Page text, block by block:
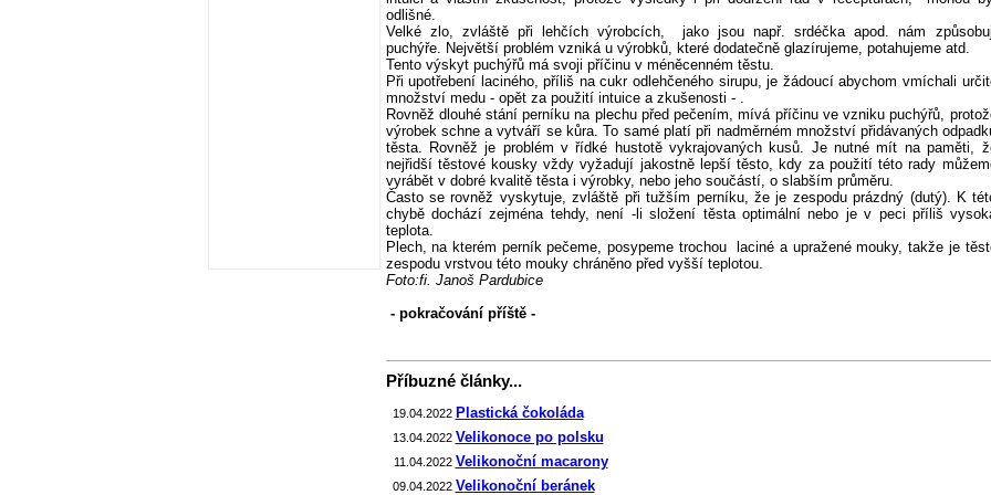
odlišné.
Velké zlo, zvláště při lehčích výrobcích, jako jsou např. srdéčka apod. nám
puchýře. Největší problém vzniká u výrobků, které dodatečně glazírujeme, potahujeme atd.
Tento výskyt puchýřů má svoji příčinu v méněcenném těstu.
Při upotřebení laciného, příliš na cukr odlehčeného sirupu, je žádoucí abychom vmíchali
množství medu - opět za použití intuice a zkušenosti - .
Rovněž dlouhé stání perníku na plechu před pečením, mívá příčinu ve vzniku puchýřů,
výrobek schne a vytváří se kůra. To samé platí při nadměrném množství přidávaných
těsta. Rovněž je problém v řídké hustotě vykrajovaných kusů. Je nutné mít na paměti,
nejřidší těstové kousky vždy vyžadují jakostně lepší těsto, kdy za použití této rady
vyrábět v dobré kvalitě těsta i výrobky, nebo jeho součástí, o slabším průměru.
Často se rovněž vyskytuje, zvláště při tužším perníku, že je zespodu prázdný (dutý). K
chybě dochází zejména tehdy, není -li složení těsta optimální nebo je v peci příliš
teplota.
Plech, na kterém perník pečeme, posypeme trochou laciné a upražené mouky, takže je
zespodu vrstvou této mouky chráněno před vyšší teplotou.
Foto:fi. Janoš Pardubice
- pokračování příště -
Příbuzné články...
19.04.2022 Plastická čokoláda
13.04.2022 Velikonoce po polsku
11.04.2022 Velikonoční macarony
09.04.2022 Velikonoční beránek